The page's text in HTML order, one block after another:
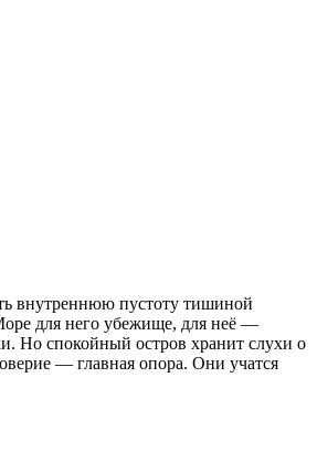
внутреннюю пустоту тишиной
для него убежище, для неё —
Но спокойный остров хранит слухи о
— главная опора. Они учатся